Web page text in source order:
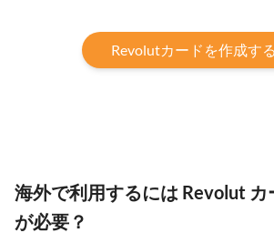
Revolutカードを作成す
海外で利用するには Revolut
が必要？